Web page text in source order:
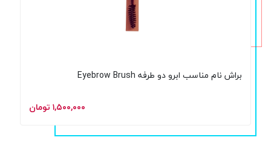
براش نام مناسب ابرو دو طرفه Eyebrow Brush
۱,۵۰۰,۰۰۰ تومان